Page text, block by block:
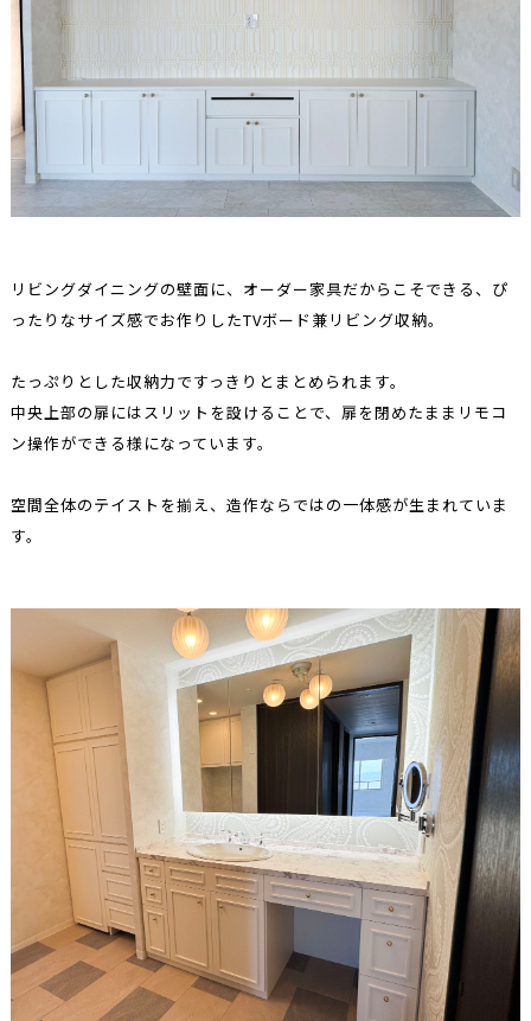
リビングダイニングの壁面に、オーダー家具だからこそできる、ぴ
ったりなサイズ感でお作りしたTVボード兼リビング収納。
たっぷりとした収納力ですっきりとまとめられます。
中央上部の扉にはスリットを設けることで、扉を閉めたままリモコ
ン操作ができる様になっています。
空間全体のテイストを揃え、造作ならではの一体感が生まれていま
す。